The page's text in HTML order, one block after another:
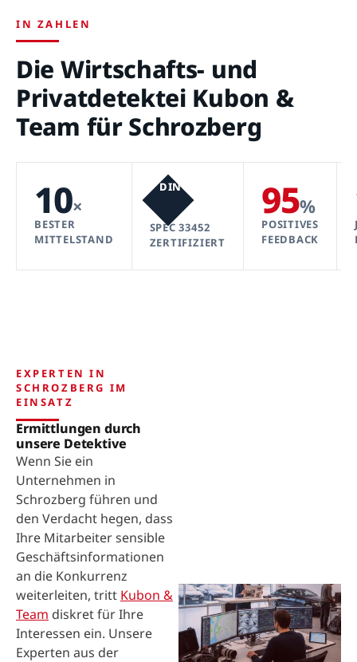
IN ZAHLEN
Die Wirtschafts- und
Privatdetektei Kubon &
Team für Schrozberg
10×
BESTER
MITTELSTAND
DIN
SPEC 33452
ZERTIFIZIERT
95%
POSITIVES
FEEDBACK
EXPERTEN IN
SCHROZBERG IM
EINSATZ
Ermittlungen durch
unsere Detektive
Wenn Sie ein
Unternehmen in
Schrozberg führen und
den Verdacht hegen, dass
Ihre Mitarbeiter sensible
Geschäftsinformationen
an die Konkurrenz
weiterleiten, tritt Kubon &
Team diskret für Ihre
Interessen ein. Unsere
Experten aus der